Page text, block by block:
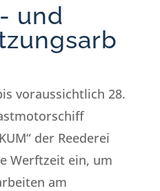
und
voraussichtlich 28.
der Reederei
Werftzeit ein, um
am